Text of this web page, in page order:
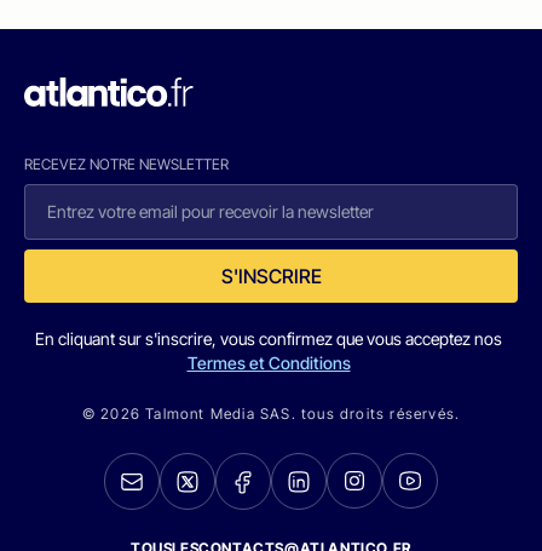
RECEVEZ NOTRE NEWSLETTER
S'INSCRIRE
En cliquant sur s'inscrire, vous confirmez que vous acceptez nos
Termes et Conditions
© 2026 Talmont Media SAS. tous droits réservés.